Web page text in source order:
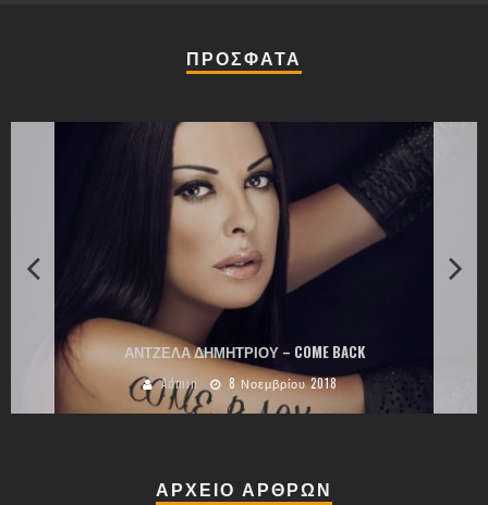
ΠΡΟΣΦΑΤΑ
ΑΝΤΖΕΛΑ ΔΗΜΗΤΡΙΟΥ – COME BACK
Admin 8 Νοεμβρίου 2018
ΑΡΧΕΙΟ ΑΡΘΡΩΝ